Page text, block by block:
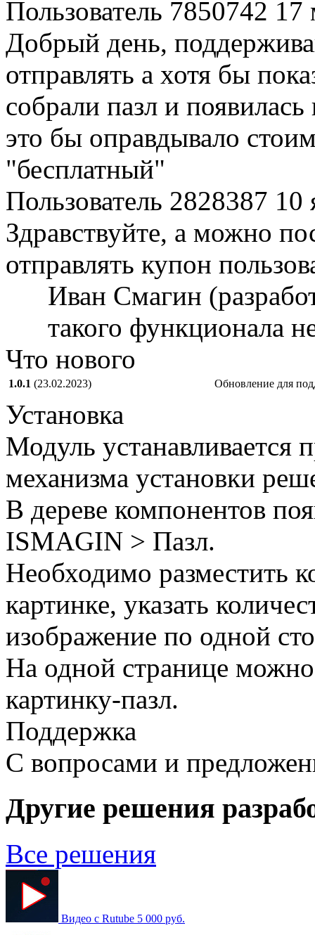
Пользователь 7850742 17
Добрый день,
отправлять а хотя бы
собрали пазл и
это бы оправдывало
"бесплатный"
Пользователь 2828387 10
Здравствуйте, а можно
отправлять купон
Иван Смагин
такого функционала
Что нового
1.0.1 (23.02.2023) Обновление для
Установка
Модуль устанавливается
механизма установки
В дереве компонентов
ISMAGIN > Пазл.
Необходимо разместить
картинке, указать
изображение по одной
На одной странице
картинку-пазл.
Поддержка
С вопросами и
Другие решения
Все решения
Видео с Rutube 5 000 руб.